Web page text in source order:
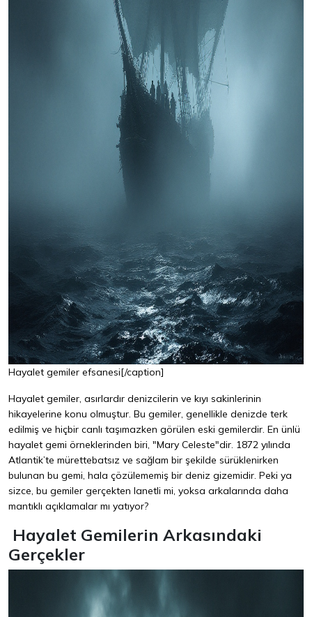
Hayalet gemiler efsanesi[/caption]
Hayalet gemiler, asırlardır denizcilerin ve kıyı sakinlerinin
hikayelerine konu olmuştur. Bu gemiler, genellikle denizde terk
edilmiş ve hiçbir canlı taşımazken görülen eski gemilerdir. En ünlü
hayalet gemi örneklerinden biri, "Mary Celeste"dir. 1872 yılında
Atlantik’te mürettebatsız ve sağlam bir şekilde sürüklenirken
bulunan bu gemi, hala çözülememiş bir deniz gizemidir. Peki ya
sizce, bu gemiler gerçekten lanetli mi, yoksa arkalarında daha
mantıklı açıklamalar mı yatıyor?
Hayalet Gemilerin Arkasındaki
Gerçekler